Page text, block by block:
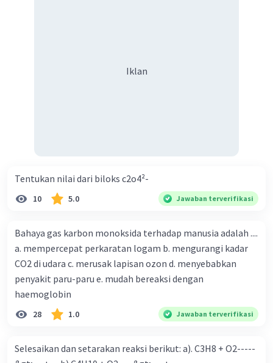
Iklan
Tentukan nilai dari biloks c2o4²-
10 5.0 Jawaban terverifikasi
Bahaya gas karbon monoksida terhadap manusia adalah ....
a. mempercepat perkaratan logam b. mengurangi kadar
CO2 di udara c. merusak lapisan ozon d. menyebabkan
penyakit paru-paru e. mudah bereaksi dengan
haemoglobin
28 1.0 Jawaban terverifikasi
Selesaikan dan setarakan reaksi berikut: a). C3H8 + O2-----